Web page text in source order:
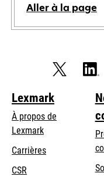
Aller à la page
Lexmark
À propos de
Lexmark
Carrières
CSR